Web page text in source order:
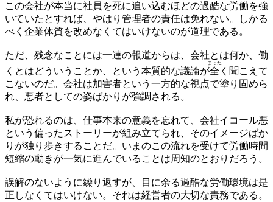
この会社が本当に社員を死に追い込むほどの過酷な労働を強
いていたとすれば、やはり管理者の責任は免れない。しかる
べく企業体質を改めなくてはいけないのが道理である。
ただ、残念なことには一連の報道からは、会社とは何か、働
くとはどういうことか、という本質的な議論が全
まった
く聞こえて
こないのだ。会社は加害者という一方的な視点で塗り固めら
れ、悪者としての姿ばかりが強調される。
私が恐れるのは、仕事本来の意義を忘れて、会社イコール悪
という偏ったストーリーが組み立てられ、そのイメージばか
りが独り歩きすることだ。いまのこの流れを受けて労働時間
短縮の動きが一気に進んでいることは周知のとおりだろう。
誤解のないように繰り返すが、目に余る過酷な労働環境は是
正しなくてはいけない。それは経営者の大切な責務である。